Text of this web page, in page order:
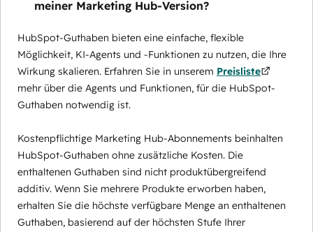
meiner Marketing Hub-Version?
HubSpot-Guthaben bieten eine einfache, flexible
Möglichkeit, KI-Agents und -Funktionen zu nutzen, die Ihre
Wirkung skalieren. Erfahren Sie in unserem Preisliste
mehr über die Agents und Funktionen, für die HubSpot-
Guthaben notwendig ist.
Kostenpflichtige Marketing Hub-Abonnements beinhalten
HubSpot-Guthaben ohne zusätzliche Kosten. Die
enthaltenen Guthaben sind nicht produktübergreifend
additiv. Wenn Sie mehrere Produkte erworben haben,
erhalten Sie die höchste verfügbare Menge an enthaltenen
Guthaben, basierend auf der höchsten Stufe Ihrer